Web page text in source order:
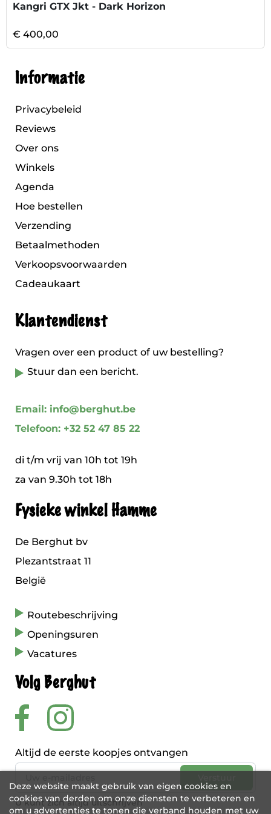
Kangri GTX Jkt - Dark Horizon
€ 400,00
Informatie
Privacybeleid
Reviews
Over ons
Winkels
Agenda
Hoe bestellen
Verzending
Betaalmethoden
Verkoopsvoorwaarden
Cadeaukaart
Klantendienst
Vragen over een product of uw bestelling?
Stuur dan een bericht.
Email: info@berghut.be
Telefoon: +32 52 47 85 22
di t/m vrij van 10h tot 19h
za van 9.30h tot 18h
Fysieke winkel Hamme
De Berghut bv
Plezantstraat 11
België
Routebeschrijving
Openingsuren
Vacatures
Volg Berghut
Altijd de eerste koopjes ontvangen
U kunt zich altijd uitschrijven
Deze website maakt gebruik van eigen cookies en
cookies van derden om onze diensten te verbeteren en
om u advertenties te tonen die verband houden met uw